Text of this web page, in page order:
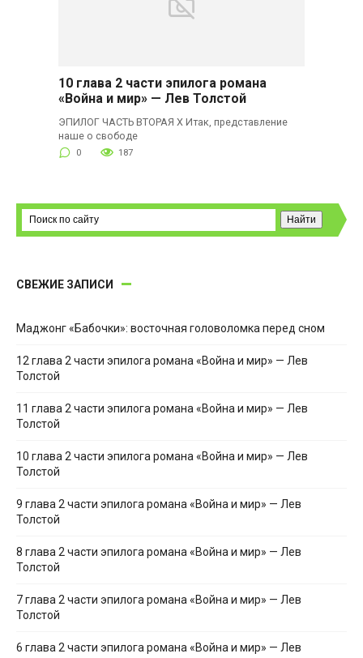
10 глава 2 части эпилога романа
«Война и мир» — Лев Толстой
ЭПИЛОГ ЧАСТЬ ВТОРАЯ X Итак, представление
наше о свободе
0 187
СВЕЖИЕ ЗАПИСИ
Маджонг «Бабочки»: восточная головоломка перед сном
12 глава 2 части эпилога романа «Война и мир» — Лев
Толстой
11 глава 2 части эпилога романа «Война и мир» — Лев
Толстой
10 глава 2 части эпилога романа «Война и мир» — Лев
Толстой
9 глава 2 части эпилога романа «Война и мир» — Лев
Толстой
8 глава 2 части эпилога романа «Война и мир» — Лев
Толстой
7 глава 2 части эпилога романа «Война и мир» — Лев
Толстой
6 глава 2 части эпилога романа «Война и мир» — Лев